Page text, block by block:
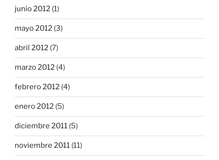
junio 2012 (1)
mayo 2012 (3)
abril 2012 (7)
marzo 2012 (4)
febrero 2012 (4)
enero 2012 (5)
diciembre 2011 (5)
noviembre 2011 (11)